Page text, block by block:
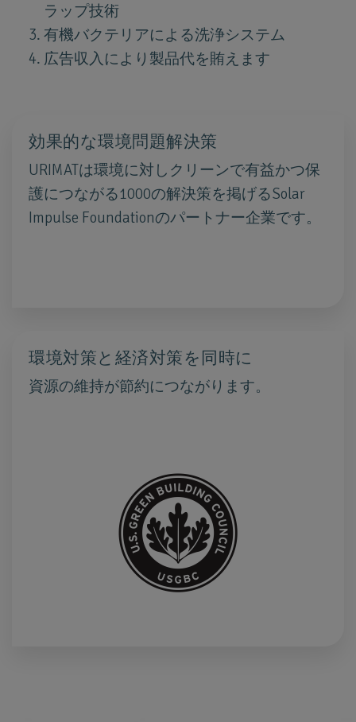
ラップ技術
有機バクテリアによる洗浄システム
広告収入により製品代を賄えます
効果的な環境問題解決策
URIMATは環境に対しクリーンで有益かつ保
護につながる1000の解決策を掲げるSolar
Impulse Foundationのパートナー企業です。
環境対策と経済対策を同時に
資源の維持が節約につながります。